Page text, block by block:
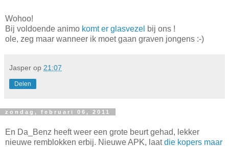
Wohoo!
Bij voldoende animo komt er glasvezel bij ons !
ole, zeg maar wanneer ik moet gaan graven jongens :-)
Jasper op 21:07
Delen
zondag, februari 06, 2011
En Da_Benz heeft weer een grote beurt gehad, lekker
nieuwe remblokken erbij. Nieuwe APK, laatdie kopers maar